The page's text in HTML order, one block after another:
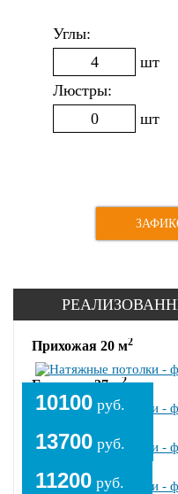
Углы:
шт
Люстры:
шт
Прихожая 20 м2
10100 руб.
Гостиная 27 м2
13700 руб.
11200 руб.